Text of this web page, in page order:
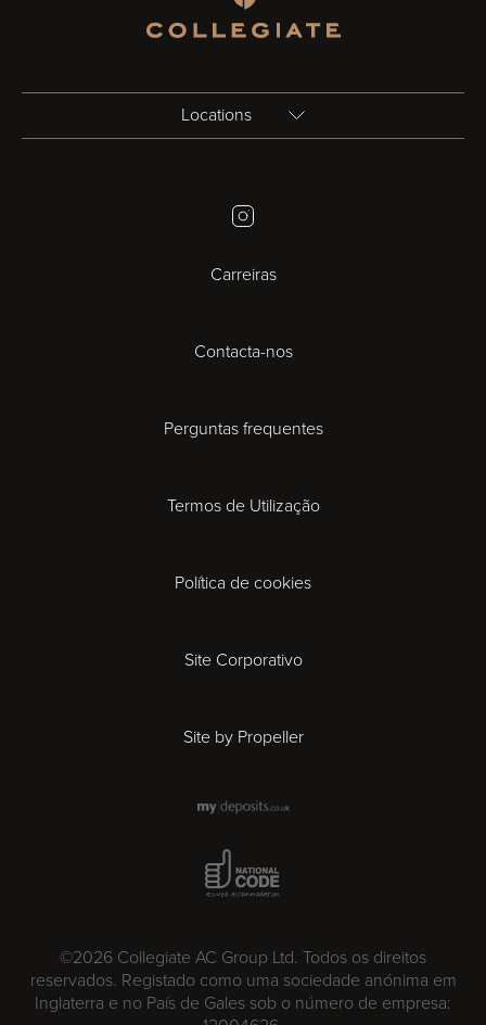
Locations
Bristol
Cambridge
Cardiff
Gloucester
Ipswich
London
Milan
Instagram
Carreiras
Contacta-nos
Perguntas frequentes
Termos de Utilização
Política de cookies
Site Corporativo
Site by Propeller
©2026 Collegiate AC Group Ltd. Todos os direitos
reservados. Registado como uma sociedade anónima em
Inglaterra e no País de Gales sob o número de empresa:
National Code Award